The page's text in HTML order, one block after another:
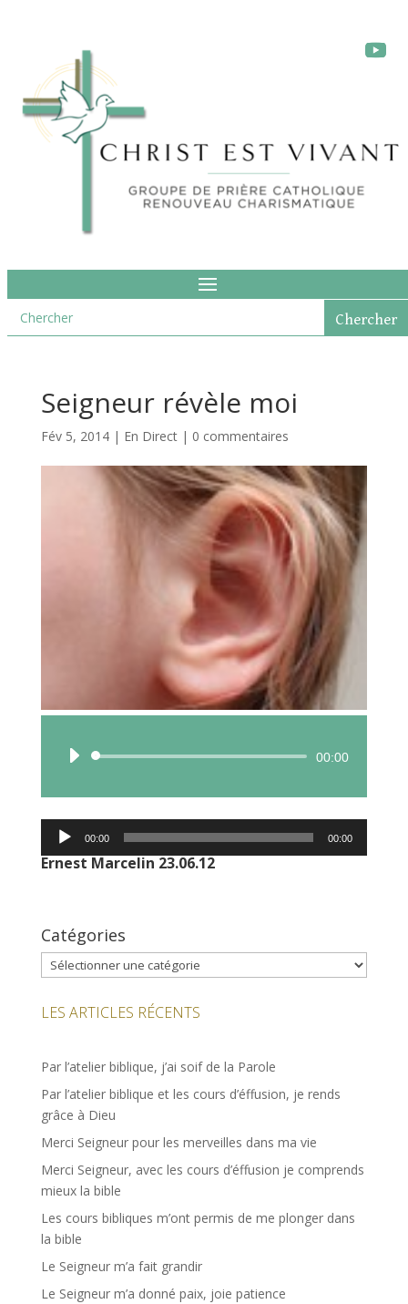
Seigneur révèle moi
Fév 5, 2014| En Direct| 0 commentaires
Lecteur
00:00
Lecteur
00:00 00:00
Ernest Marcelin 23.06.12
Catégories
Catégories
LES ARTICLES RÉCENTS
Par l’atelier biblique, j’ai soif de la Parole
Par l’atelier biblique et les cours d’éffusion, je rends
grâce à Dieu
Merci Seigneur pour les merveilles dans ma vie
Merci Seigneur, avec les cours d’éffusion je comprends
mieux la bible
Les cours bibliques m’ont permis de me plonger dans
la bible
Le Seigneur m’a fait grandir
Le Seigneur m’a donné paix, joie patience